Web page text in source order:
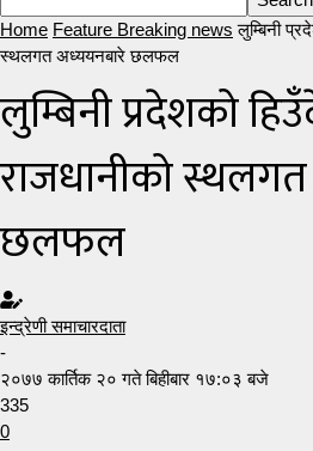
Home Feature Breaking news लुम्बिनी
स्थलगत अध्ययनबारे छलफल
लुम्बिनी प्रदेशको
राजधानीको
छलफल
इन्द्रेणी समाचारदाता
-
२०७७ कार्तिक २० गते बिहीबार १७:०३ बजे
335
0